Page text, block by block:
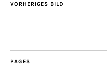
VORHERIGES BILD
PAGES